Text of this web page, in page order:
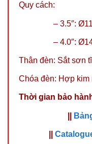
Quy cách:
– 3.5″: Ø110
– 4.0″: Ø140
Thân đèn: Sắt sơn
Chóa đèn: Hợp kim
Thời gian bảo